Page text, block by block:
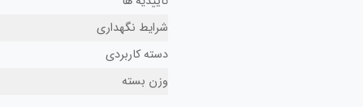
شرایط نگهداری
دسته کاربردی
وزن بسته